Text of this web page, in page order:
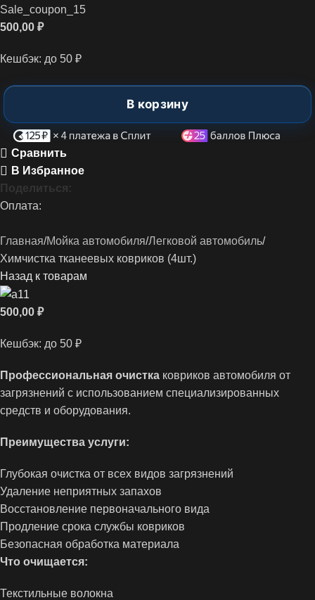
Sale_coupon_15
500,00 ₽
Кешбэк: до 50 ₽
В корзину
Сравнить
В Избранное
Поделиться:
Оплата:
Главная Мойка автомобиля Легковой автомобиль
Химчистка тканеевых ковриков (4шт.)
Назад к товарам
500,00 ₽
Кешбэк: до 50 ₽
Профессиональная очистка ковриков автомобиля от
загрязнений с использованием специализированных
средств и оборудования.
Преимущества услуги:
Глубокая очистка от всех видов загрязнений
Удаление неприятных запахов
Восстановление первоначального вида
Продление срока службы ковриков
Безопасная обработка материала
Что очищается:
Текстильные волокна